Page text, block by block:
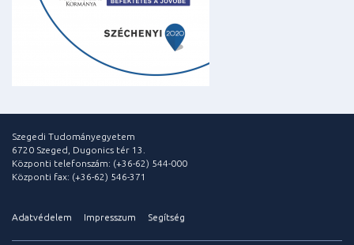
Szegedi Tudományegyetem
6720 Szeged, Dugonics tér 13.
Központi telefonszám: (+36-62) 544-000
Központi fax: (+36-62) 546-371
Adatvédelem Impresszum Segítség